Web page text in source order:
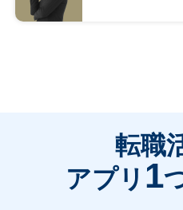
転職
アプリ 1